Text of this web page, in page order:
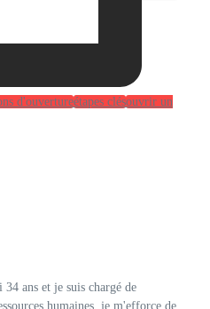
d'ouvertureétapes clésouvrir un
ans et je suis chargé de
humaines, je m'efforce de